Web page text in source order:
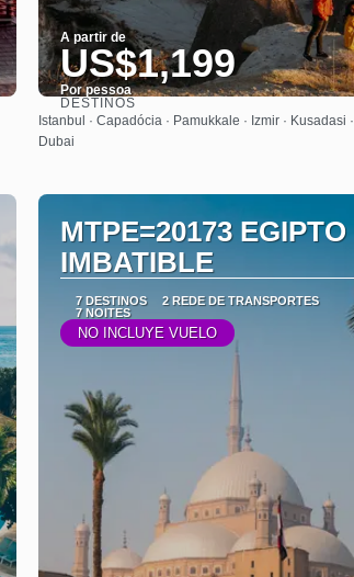
A partir de
US$1,199
Por pessoa
Saiba mais
DESTINOS
Istanbul · Capadócia · Pamukkale · Izmir · Kusadasi ·
Dubai
MTPE=20173 EGIPTO
IMBATIBLE
7 DESTINOS
2 REDE DE TRANSPORTES
7 NOITES
NO INCLUYE VUELO